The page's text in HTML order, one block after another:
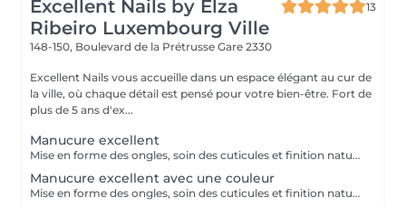
Excellent Nails by Elza
Ribeiro Luxembourg Ville
13
148-150, Boulevard de la Prétrusse Gare 2330
Excellent Nails vous accueille dans un espace élégant au cur de
la ville, où chaque détail est pensé pour votre bien-être. Fort de
plus de 5 ans d'ex...
Manucure excellent
Mise en forme des ongles, soin des cuticules et finition naturelle pour des mains propres et soignée.
Manucure excellent avec une couleur
Mise en forme des ongles, soin des cuticules et finition naturelle (manicure simples) pour des mains propres et soignée avec une couleur.